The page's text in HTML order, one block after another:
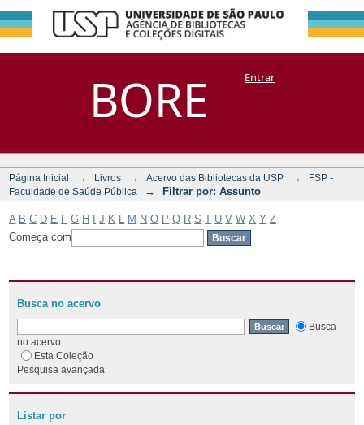
BORE
Filtrar por:
Assunto
DSpace/Manakin + CoriscoEntrar
Página Inicial → Livros → Acervo das Bibliotecas da USP →
FSP -
Faculdade de Saúde Pública
→ Filtrar por: Assunto
A B C D E F G H J K M N O P Q R S T U V W X Y Z
Começa com
Busca no acervo
Busca
no acervo
Esta Coleção
Pesquisa avançada
Listar por